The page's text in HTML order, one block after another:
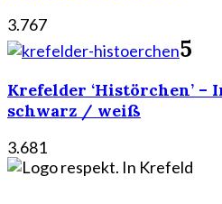
3.767
5
Krefelder ‘Histörchen’ –
schwarz / weiß
3.681